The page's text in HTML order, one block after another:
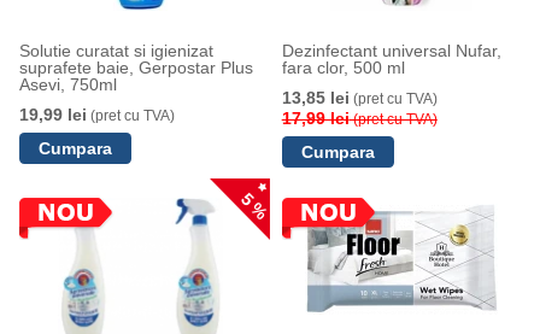
Solutie curatat si igienizat
suprafete baie, Gerpostar Plus
Asevi, 750ml
19,99 lei (pret cu TVA)
Dezinfectant universal Nufar,
fara clor, 500 ml
13,85 lei (pret cu TVA)
17,99 lei(pret cu TVA)
5 %